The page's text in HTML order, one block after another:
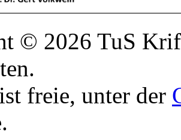
© 2026 TuS
ist freie, unter der